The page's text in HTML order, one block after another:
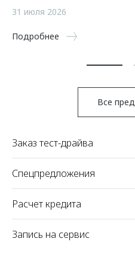
31 июля 2026
Подробнее
Все
Заказ тест-драйва
Спецпредложения
Расчет кредита
Запись на сервис